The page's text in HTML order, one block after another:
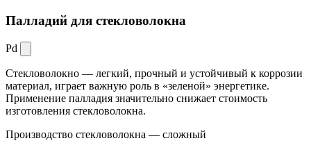
Палладий для стекловолокна
Pd
Стекловолокно — легкий, прочный и устойчивый к коррозии
материал, играет важную роль в «зеленой» энергетике.
Применение палладия значительно снижает стоимость
изготовления стекловолокна.
Производство стекловолокна — сложный